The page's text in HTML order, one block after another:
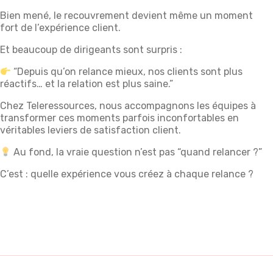
Bien mené, le recouvrement devient même un moment
fort de l’expérience client.
Et beaucoup de dirigeants sont surpris :
“Depuis qu’on relance mieux, nos clients sont plus
réactifs… et la relation est plus saine.”
Chez Teleressources, nous accompagnons les équipes à
transformer ces moments parfois inconfortables en
véritables leviers de satisfaction client.
Au fond, la vraie question n’est pas “quand relancer ?”
C’est : quelle expérience vous créez à chaque relance ?